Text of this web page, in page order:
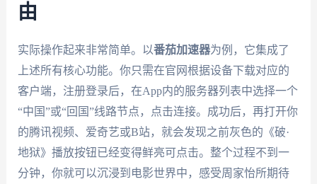
由
实际操作起来非常简单。以番茄加速器为例，它集成了
上述所有核心功能。你只需在官网根据设备下载对应的
客户端，注册登录后，在App内的服务器列表中选择一个
“中国”或“回国”线路节点，点击连接。成功后，再打开你
的腾讯视频、爱奇艺或B站，就会发现之前灰色的《破·
地狱》播放按钮已经变得鲜亮可点击。整个过程不到一
分钟，你就可以沉浸到电影世界中，感受周家怡所期待